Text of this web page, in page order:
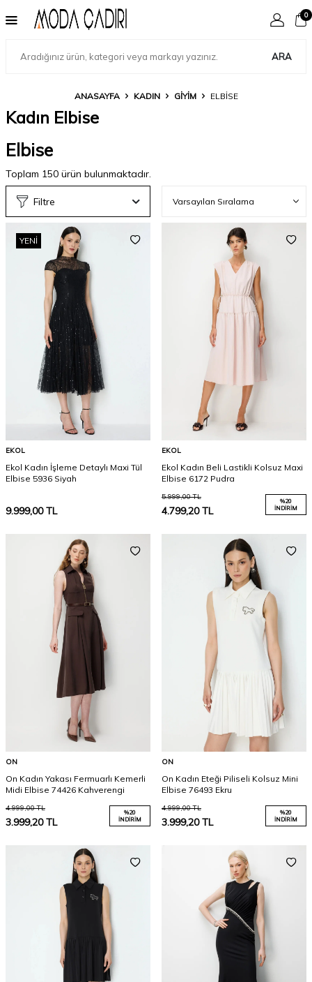
ARA
0
ANASAYFA KADIN GIYIM ELBISE
Kadın Elbise
Elbise
Toplam 150 ürün bulunmaktadır.
Filtre
YENI
EKOL
Ekol Kadın İşleme Detaylı Maxi Tül
Elbise 5936 Siyah
9.999,00TL
EKOL
Ekol Kadın Beli Lastikli Kolsuz Maxi
Elbise 6172 Pudra
5.999,00TL
4.799,20TL
%20
İNDIRIM
ON
On Kadın Yakası Fermuarlı Kemerli
Midi Elbise 74426 Kahverengi
4.999,00TL
3.999,20TL
%20
İNDIRIM
ON
On Kadın Eteği Piliseli Kolsuz Mini
Elbise 76493 Ekru
4.999,00TL
3.999,20TL
%20
İNDIRIM